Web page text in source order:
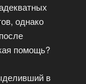
однако
помощь?
в